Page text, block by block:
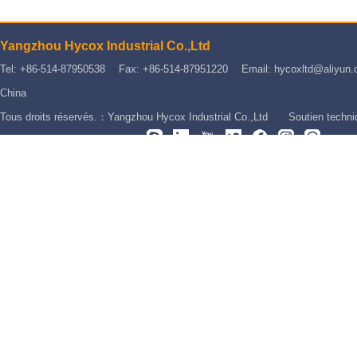
Yangzhou Hycox Industrial Co.,Ltd
Tel: +86-514-87950538 Fax: +86-514-87951220 Email:
China
Tous droits réservés.：Yangzhou Hycox Industrial Co.,Ltd Soutien